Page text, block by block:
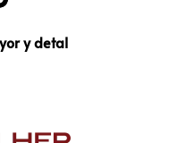
y detal